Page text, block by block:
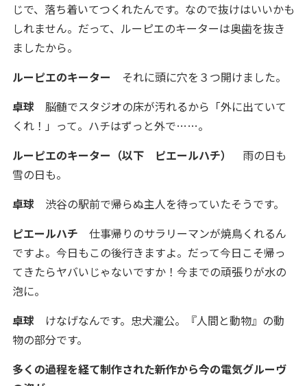
じで、落ち着いてつくれたんです。なので抜けはいいかも
しれません。だって、ルーピエのキーターは奥歯を抜き
ましたから。
ルーピエのキーター それに頭に穴を３つ開けました。
卓球 脳髄でスタジオの床が汚れるから「外に出ていて
くれ！」って。ハチはずっと外で……。
ルーピエのキーター（以下 ピエールハチ）
雨の日も
雪の日も。
卓球 渋谷の駅前で帰らぬ主人を待っていたそうです。
ピエールハチ 仕事帰りのサラリーマンが焼鳥くれるん
ですよ。今日もこの後行きますよ。だって今日こそ帰っ
てきたらヤバいじゃないですか！今までの頑張りが水の
泡に。
卓球 けなげなんです。忠犬瀧公。『人間と動物』の動
物の部分です。
多くの過程を経て制作された新作から今の電気グルーヴ